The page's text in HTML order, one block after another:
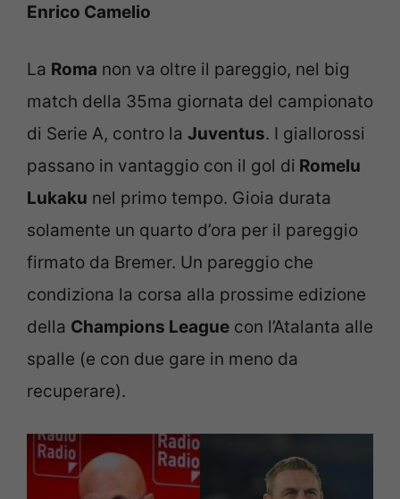
Enrico Camelio
La Roma non va oltre il pareggio, nel big
match della 35ma giornata del campionato
di Serie A, contro la Juventus. I giallorossi
passano in vantaggio con il gol di Romelu
Lukaku nel primo tempo. Gioia durata
solamente un quarto d’ora per il pareggio
firmato da Bremer. Un pareggio che
condiziona la corsa alla prossime edizione
della Champions League con l’Atalanta alle
spalle (e con due gare in meno da
recuperare).